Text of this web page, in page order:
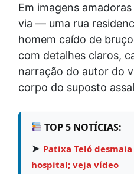
Em imagens
via — uma rua
homem caído de
com detalhes claros,
narração do autor do
corpo do suposto
TOP 5 NOTÍCIAS:
➤ Patixa Teló
hospital; veja vídeo